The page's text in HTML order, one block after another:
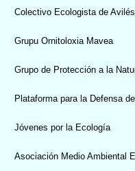
Colectivo Ecologista de Avilés
Grupu Ornitoloxia Mavea
Grupo de Protección a la
Plataforma para la Defensa
Jóvenes por la Ecología
Asociación Medio Ambiental